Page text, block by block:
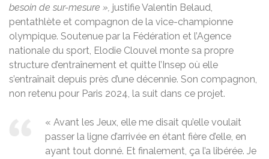
besoin de sur-mesure », justifie Valentin Belaud,
pentathlète et compagnon de la vice-championne
olympique. Soutenue par la Fédération et l’Agence
nationale du sport, Elodie Clouvel monte sa propre
structure d’entraînement et quitte l’Insep où elle
s’entraînait depuis près d’une décennie. Son compagnon,
non retenu pour Paris 2024, la suit dans ce projet.
« Avant les Jeux, elle me disait qu’elle voulait
passer la ligne d’arrivée en étant fière d’elle, en
ayant tout donné. Et finalement, ça l’a libérée. Je